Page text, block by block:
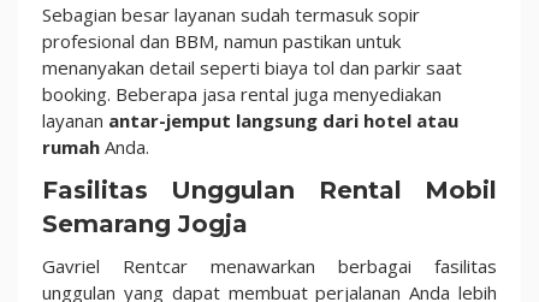
Sebagian besar layanan sudah termasuk sopir
profesional dan BBM, namun pastikan untuk
menanyakan detail seperti biaya tol dan parkir saat
booking. Beberapa jasa rental juga menyediakan
layanan antar-jemput langsung dari hotel atau
rumah Anda.
Fasilitas Unggulan Rental Mobil
Semarang Jogja
Gavriel Rentcar menawarkan berbagai fasilitas
unggulan yang dapat membuat perjalanan Anda lebih